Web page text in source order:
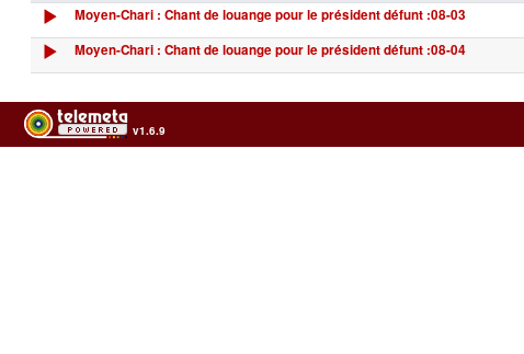
Moyen-Chari : Chant de louange pour le président défunt :08-03
Moyen-Chari : Chant de louange pour le président défunt :08-04
v1.6.9